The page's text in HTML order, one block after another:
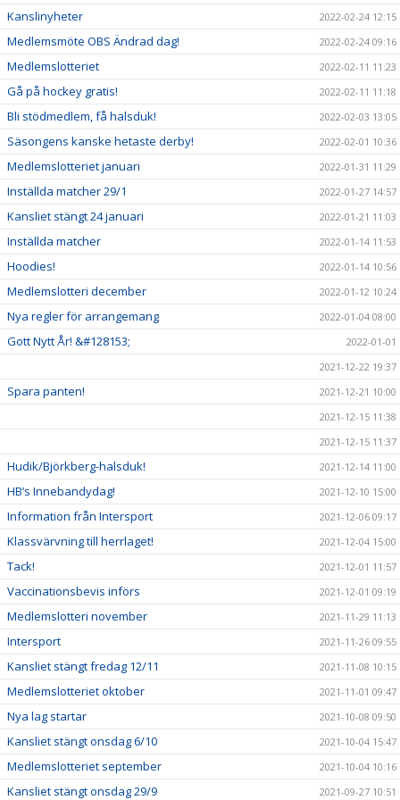
Kanslinyheter 2022-02-24 12:15
Medlemsmöte OBS Ändrad dag! 2022-02-24 09:16
Medlemslotteriet 2022-02-11 11:23
Gå på hockey gratis! 2022-02-11 11:18
Bli stödmedlem, få halsduk! 2022-02-03 13:05
Säsongens kanske hetaste derby! 2022-02-01 10:36
Medlemslotteriet januari 2022-01-31 11:29
Inställda matcher 29/1 2022-01-27 14:57
Kansliet stängt 24 januari 2022-01-21 11:03
Inställda matcher 2022-01-14 11:53
Hoodies! 2022-01-14 10:56
Medlemslotteri december 2022-01-12 10:24
Nya regler för arrangemang 2022-01-04 08:00
Gott Nytt År! &#128153;
2022-01-01
2021-12-22 19:37
Spara panten!
2021-12-21 10:00
2021-12-15 11:38
2021-12-15 11:37
Hudik/Björkberg-halsduk! 2021-12-14 11:00
HB’s Innebandydag! 2021-12-10 15:00
Information från Intersport 2021-12-06 09:17
Klassvärvning till herrlaget! 2021-12-04 15:00
Tack! 2021-12-01 11:57
Vaccinationsbevis införs 2021-12-01 09:19
Medlemslotteri november 2021-11-29 11:13
Intersport 2021-11-26 09:55
Kansliet stängt fredag 12/11 2021-11-08 10:15
Medlemslotteriet oktober 2021-11-01 09:47
Nya lag startar 2021-10-08 09:50
Kansliet stängt onsdag 6/10 2021-10-04 15:47
Medlemslotteriet september 2021-10-04 10:16
Kansliet stängt onsdag 29/9 2021-09-27 10:51